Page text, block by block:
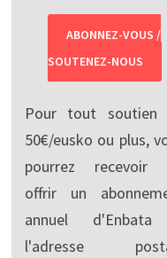
ABONNEZ-VOUS /
SOUTENEZ-NOUS
Pour tout soutien
50€/eusko ou plus,
pourrez recevoir
offrir un
annuel
l'adresse